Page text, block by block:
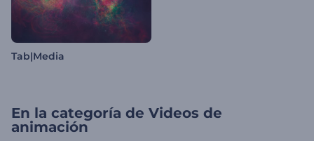
Tab|Media
En la categoría de Videos de
animación